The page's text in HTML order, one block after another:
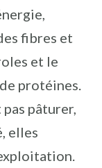
fibres et
et le
protéines.
pas pâturer,
elles